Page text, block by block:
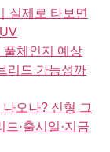
실제로 타보면
풀체인지 예상
리드 가능성까
오나? 신형 그
·출시일·지금